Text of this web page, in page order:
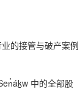
的接管与破产案例
中的全部股